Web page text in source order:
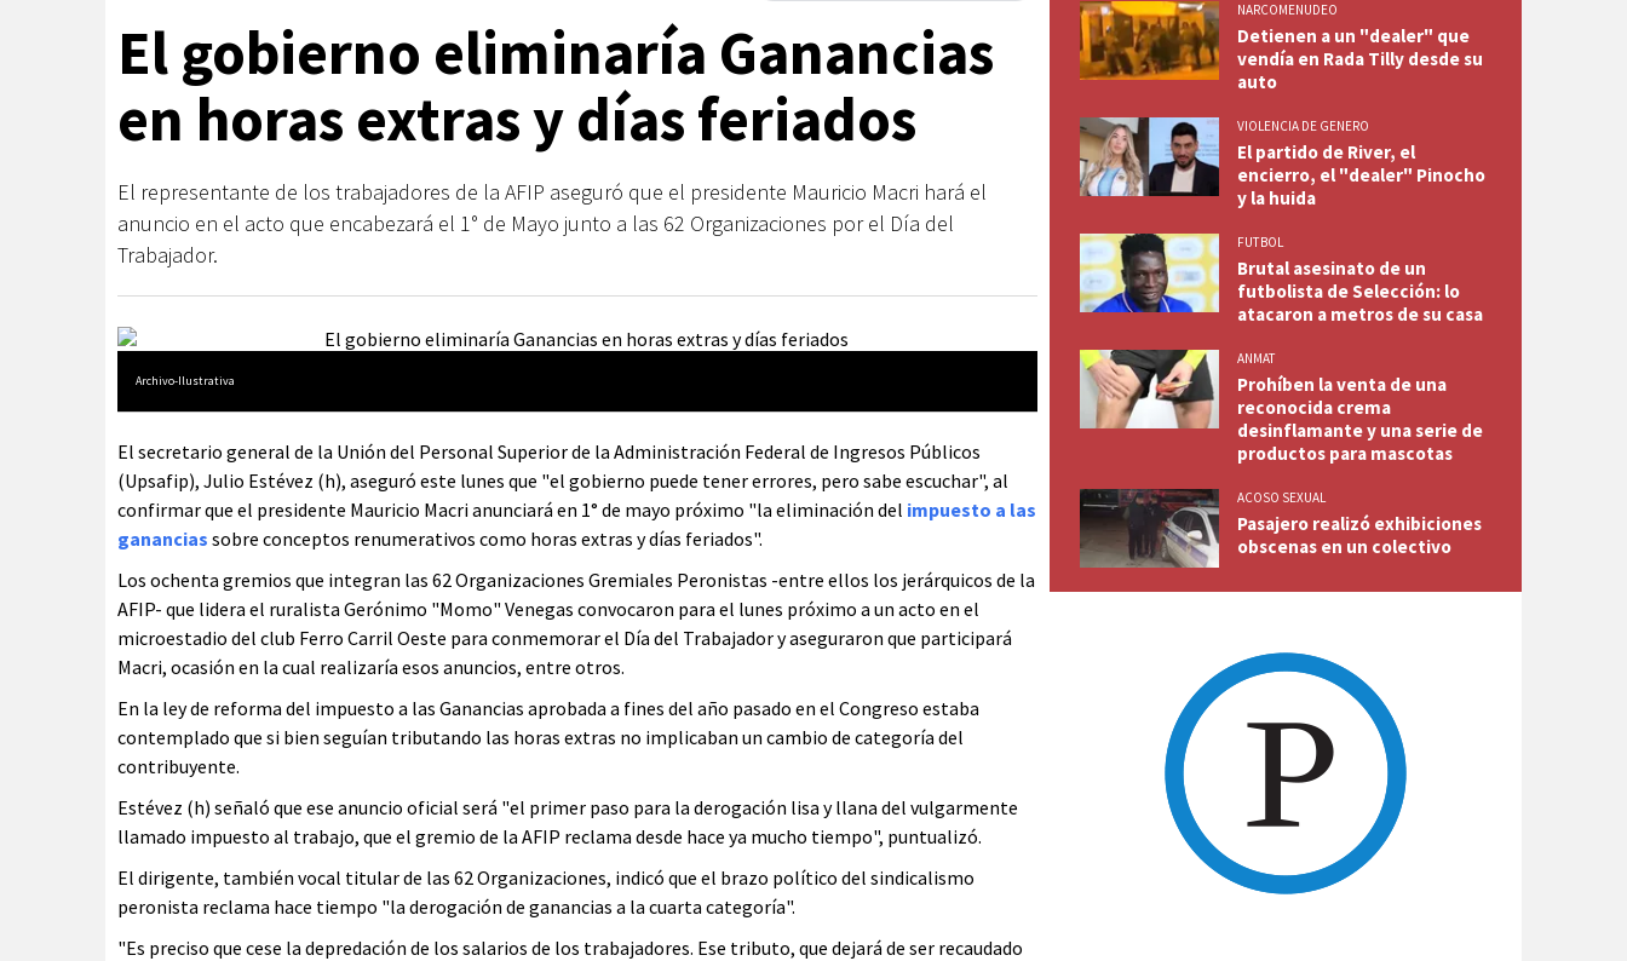
El gobierno eliminaría Ganancias
en horas extras y días feriados
El representante de los trabajadores de la AFIP aseguró que el presidente Mauricio Macri hará el
anuncio en el acto que encabezará el 1° de Mayo junto a las 62 Organizaciones por el Día del
Trabajador.
Archivo-Ilustrativa
El secretario general de la Unión del Personal Superior de la Administración Federal de Ingresos Públicos
(Upsafip), Julio Estévez (h), aseguró este lunes que "el gobierno puede tener errores, pero sabe escuchar", al
confirmar que el presidente Mauricio Macri anunciará en 1° de mayo próximo "la eliminación del impuesto a las
ganancias sobre conceptos renumerativos como horas extras y días feriados".
Los ochenta gremios que integran las 62 Organizaciones Gremiales Peronistas -entre ellos los jerárquicos de la
AFIP- que lidera el ruralista Gerónimo "Momo" Venegas convocaron para el lunes próximo a un acto en el
microestadio del club Ferro Carril Oeste para conmemorar el Día del Trabajador y aseguraron que participará
Macri, ocasión en la cual realizaría esos anuncios, entre otros.
En la ley de reforma del impuesto a las Ganancias aprobada a fines del año pasado en el Congreso estaba
contemplado que si bien seguían tributando las horas extras no implicaban un cambio de categoría del
contribuyente.
Estévez (h) señaló que ese anuncio oficial será "el primer paso para la derogación lisa y llana del vulgarmente
llamado impuesto al trabajo, que el gremio de la AFIP reclama desde hace ya mucho tiempo", puntualizó.
El dirigente, también vocal titular de las 62 Organizaciones, indicó que el brazo político del sindicalismo
peronista reclama hace tiempo "la derogación de ganancias a la cuarta categoría".
"Es preciso que cese la depredación de los salarios de los trabajadores. Ese tributo, que dejará de ser recaudado
NARCOMENUDEO
Detienen a un "dealer" que
vendía en Rada Tilly desde su
auto
VIOLENCIA DE GENERO
El partido de River, el
encierro, el "dealer" Pinocho
y la huida
FUTBOL
Brutal asesinato de un
futbolista de Selección: lo
atacaron a metros de su casa
ANMAT
Prohíben la venta de una
reconocida crema
desinflamante y una serie de
productos para mascotas
ACOSO SEXUAL
Pasajero realizó exhibiciones
obscenas en un colectivo